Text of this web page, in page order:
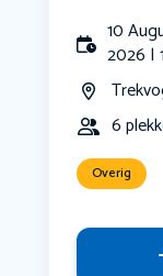
10
2026 |
6
Overig